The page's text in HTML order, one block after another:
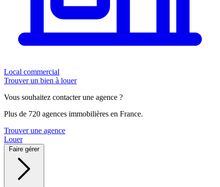
Local commercial
Trouver un bien à louer
Vous souhaitez contacter une agence ?
Plus de 720 agences immobilières en France.
Trouver une agence
Louer
Faire gérer